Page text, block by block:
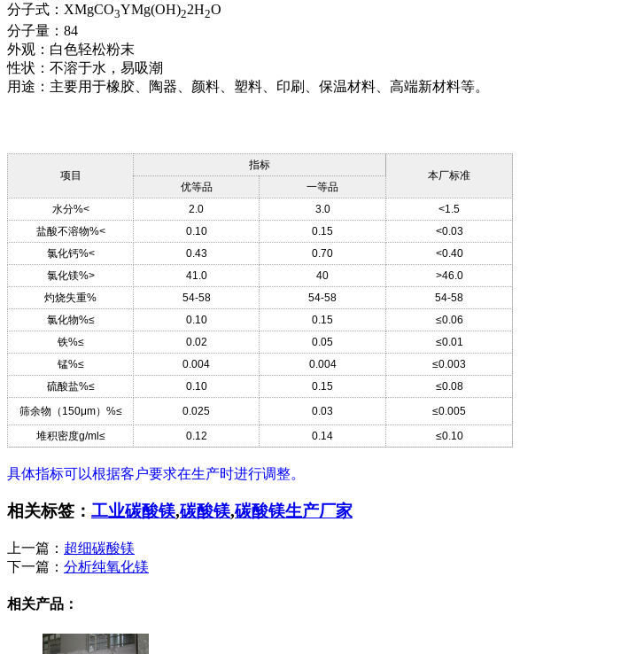
分子式：XMgCO3YMg(OH)22H2O
分子量：84
外观：白色轻松粉末
性状：不溶于水，易吸潮
用途：主要用于橡胶、陶器、颜料、塑料、印刷、保温材料、高端新材料等。
项目
指标
本厂标准
优等品
一等品
水分%<
2.0 3.0
<1.5
盐酸不溶物%<
0.10 0.15
<0.03
氯化钙%<
0.43 0.70
<0.40
氯化镁%>
41.0 40
>46.0
灼烧失重%
54-58 54-58
54-58
氯化物%≤
0.10 0.15
≤0.06
铁%≤
0.02 0.05
≤0.01
锰%≤
0.004 0.004
≤0.003
硫酸盐%≤
0.10 0.15
≤0.08
筛余物（150μm）%≤
0.025 0.03
≤0.005
堆积密度g/ml≤
0.12 0.14 ≤0.10
具体指标可以根据客户要求在生产时进行调整。
相关标签： 工业碳酸镁,碳酸镁,碳酸镁生产厂家
上一篇： 超细碳酸镁
下一篇： 分析纯氧化镁
相关产品：